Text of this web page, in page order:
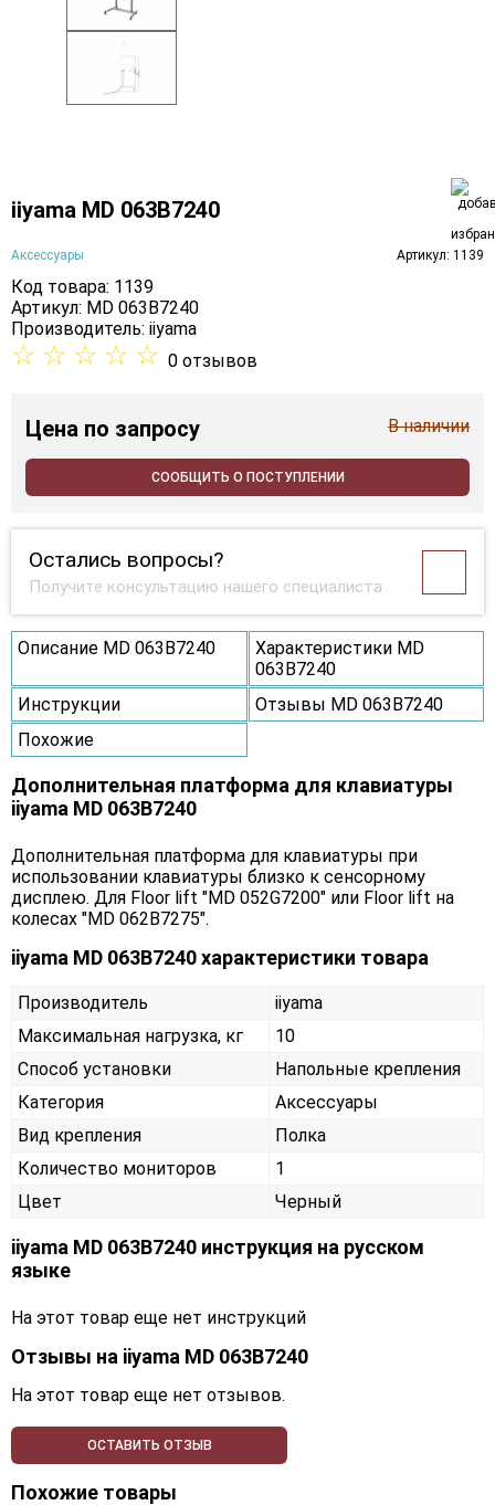
iiyama MD 063B7240
Аксессуары Артикул: 1139
Код товара: 1139
Артикул: MD 063B7240
Производитель: iiyama
☆ ☆ ☆ ☆ ☆ 0 отзывов
Цена по запросу В наличии
СООБЩИТЬ О ПОСТУПЛЕНИИ
Остались вопросы?
Получите консультацию нашего специалиста
Описание MD 063B7240
Характеристики MD
063B7240
Инструкции
Отзывы MD 063B7240
Похожие
Дополнительная платформа для клавиатуры
iiyama MD 063B7240
Дополнительная платформа для клавиатуры при
использовании клавиатуры близко к сенсорному
дисплею. Для Floor lift "MD 052G7200" или Floor lift на
колесах "MD 062B7275".
iiyama MD 063B7240 характеристики товара
Производитель
iiyama
Максимальная нагрузка, кг
10
Способ установки
Напольные крепления
Категория
Аксессуары
Вид крепления
Полка
Количество мониторов
1
Цвет
Черный
iiyama MD 063B7240 инструкция на русском
языке
На этот товар еще нет инструкций
Отзывы на iiyama MD 063B7240
На этот товар еще нет отзывов.
ОСТАВИТЬ ОТЗЫВ
Похожие товары